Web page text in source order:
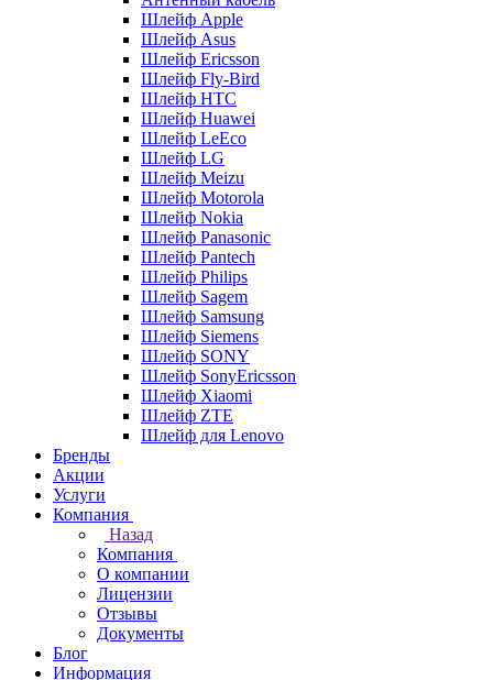
Шлейф Apple
Шлейф Asus
Шлейф Ericsson
Шлейф Fly-Bird
Шлейф HTC
Шлейф Huawei
Шлейф LeEco
Шлейф LG
Шлейф Meizu
Шлейф Motorola
Шлейф Nokia
Шлейф Panasonic
Шлейф Pantech
Шлейф Philips
Шлейф Sagem
Шлейф Samsung
Шлейф Siemens
Шлейф SONY
Шлейф SonyEricsson
Шлейф Xiaomi
Шлейф ZTE
Шлейф для Lenovo
Бренды
Акции
Услуги
Компания
Назад
Компания
О компании
Лицензии
Отзывы
Документы
Блог
Информация